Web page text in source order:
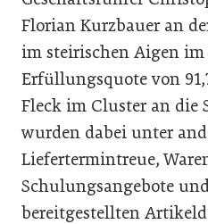
Florian Kurzbauer an
im steirischen Aigen
Erfüllungsquote von
Fleck im Cluster an die
wurden dabei unter
Liefertermintreue,
Schulungsangebote
bereitgestellten